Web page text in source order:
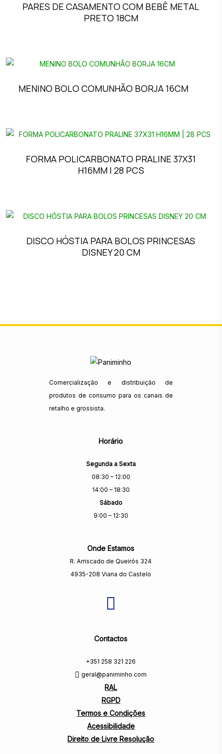
PARES DE CASAMENTO COM BEBÊ METAL
PRETO 18CM
MENINO BOLO COMUNHÃO BORJA 16CM
FORMA POLICARBONATO PRALINE 37X31
H16MM | 28 PCS
DISCO HÓSTIA PARA BOLOS PRINCESAS
DISNEY 20 CM
Comercialização e distribuição de
produtos de consumo para os canais de
retalho e grossista.
Horário
Segunda a Sexta
08:30 – 12:00
14:00 – 18:30
Sábado
9:00 – 12:30
Onde Estamos
R. Arriscado de Queirós 324
4935-208 Viana do Castelo
Contactos
+351 258 321 226
geral@paniminho.com
RAL
RGPD
Termos e Condições
Acessibilidade
Direito de Livre Resolução